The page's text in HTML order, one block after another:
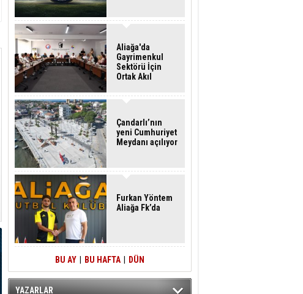
Aliağa'da
Gayrimenkul
Sektörü İçin
Ortak Akıl
Çandarlı’nın
yeni Cumhuriyet
Meydanı açılıyor
Furkan Yöntem
Aliağa Fk’da
BU AY BU HAFTA DÜN
YAZARLAR